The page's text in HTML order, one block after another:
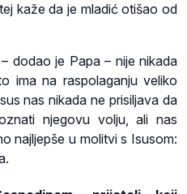
kaže da je mladić otišao od
dodao je Papa – nije nikada
ima na raspolaganju veliko
nas nikada ne prisiljava da
njegovu volju, ali nas
najljepše u molitvi s Isusom: